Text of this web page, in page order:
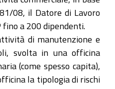
08, il Datore di Lavoro
fino a 200 dipendenti.
di manutenzione e
svolta in una officina
(come spesso capita),
la tipologia di rischi